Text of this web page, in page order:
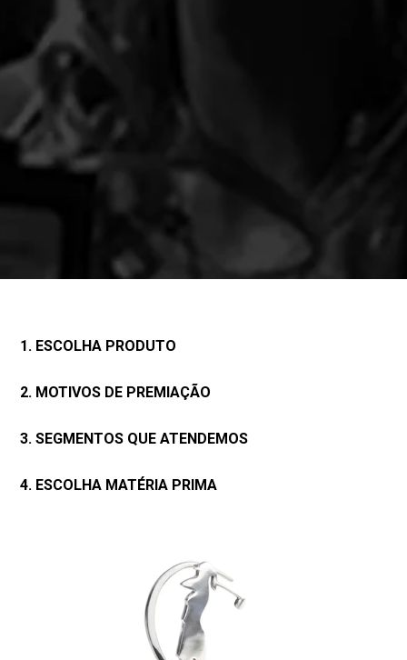
1. ESCOLHA PRODUTO
2. MOTIVOS DE PREMIAÇÃO
3. SEGMENTOS QUE ATENDEMOS
4. ESCOLHA MATÉRIA PRIMA